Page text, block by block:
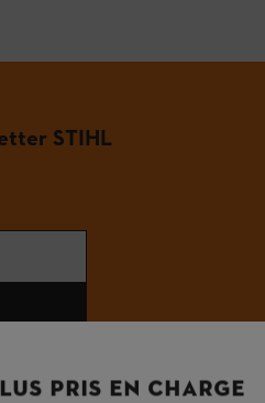
STIHL
PRIS EN CHARGE